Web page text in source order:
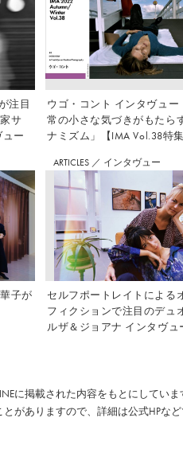
注目
サ
ー
ウゴ・コント インタヴュー
常の小さな気づきがもたら
ナミズム」【IMA Vol.38特集
子が
ARTICLES ／ インタヴュー
セルフポートレイトによる
フィクションで注目のデュ
ルザ＆ジョアナ インタヴュ
に掲載された内容をもとにしていま
がありますので、詳細は公式HPなど